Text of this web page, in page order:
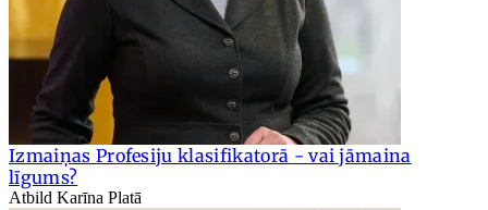
Izmaiņas Profesiju klasifikatorā - vai jāmaina
līgums?
Atbild Karīna Platā